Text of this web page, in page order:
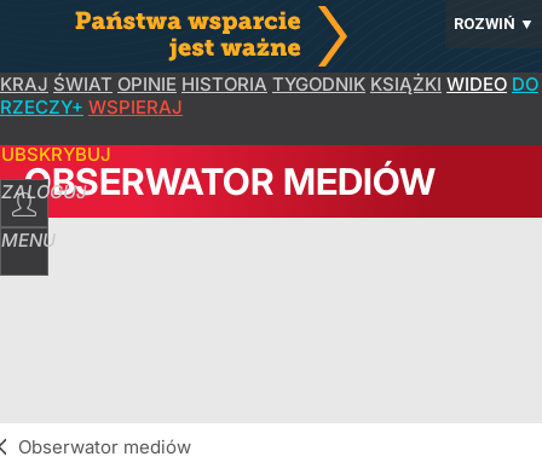
ROZWIŃ ▼
KRAJ ŚWIAT OPINIE HISTORIA TYGODNIK KSIĄŻKI WIDEO DO
RZECZY+ WSPIERAJ
ZALOGUJ
MENU
OBSERWATOR MEDIÓW
Obserwator mediów